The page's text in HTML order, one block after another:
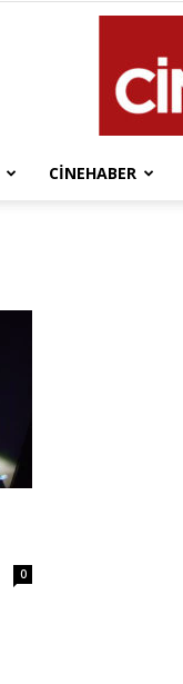
CINEHABER
0